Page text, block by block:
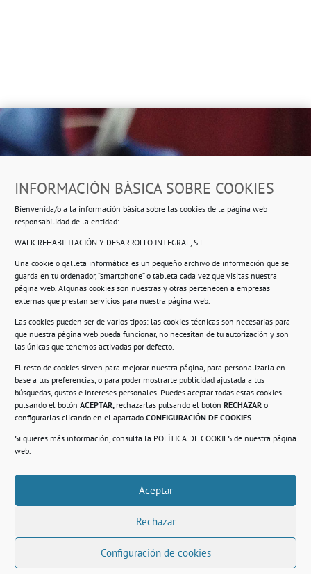
INFORMACIÓN BÁSICA SOBRE COOKIES
Bienvenida/o a la información básica sobre las cookies de la página web
responsabilidad de la entidad:
WALK REHABILITACIÓN Y DESARROLLO INTEGRAL, S.L.
Una cookie o galleta informática es un pequeño archivo de información que se
guarda en tu ordenador, “smartphone” o tableta cada vez que visitas nuestra
página web. Algunas cookies son nuestras y otras pertenecen a empresas
externas que prestan servicios para nuestra página web.
Las cookies pueden ser de varios tipos: las cookies técnicas son necesarias para
que nuestra página web pueda funcionar, no necesitan de tu autorización y son
las únicas que tenemos activadas por defecto.
El resto de cookies sirven para mejorar nuestra página, para personalizarla en
base a tus preferencias, o para poder mostrarte publicidad ajustada a tus
búsquedas, gustos e intereses personales. Puedes aceptar todas estas cookies
pulsando el botón ACEPTAR, rechazarlas pulsando el botón RECHAZAR o
configurarlas clicando en el apartado CONFIGURACIÓN DE COOKIES.
Si quieres más información, consulta la POLÍTICA DE COOKIES de nuestra página
web.
Aceptar
Rechazar
Configuración de cookies
Ropero Solidario de Usera
Beasáin 25-33posterior, local 3 – 28041 Madrid
Información
Compromiso con la protección de datos
Política de Cookies.
© 2021. Realizado en el Centro de Rehabilitación